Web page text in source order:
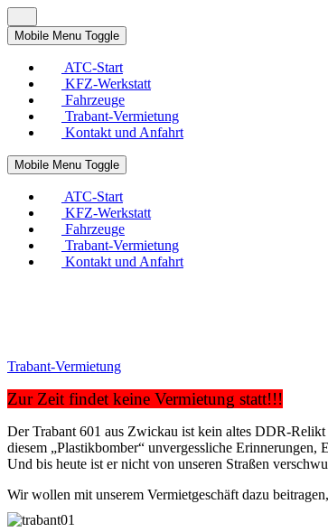
Mobile Menu Toggle
ATC-Start
KFZ-Werkstatt
Fahrzeuge
Trabant-Vermietung
Kontakt und Anfahrt
Mobile Menu Toggle
ATC-Start
KFZ-Werkstatt
Fahrzeuge
Trabant-Vermietung
Kontakt und Anfahrt
Trabant-Vermietung
Zur Zeit findet keine Vermietung statt!!!
Der Trabant 601 aus Zwickau ist kein altes DDR-Relikt
diesem „Plastikbomber“ unvergessliche
Und bis heute ist er nicht von unseren Straßen
Wir wollen mit unserem Vermietgeschäft dazu